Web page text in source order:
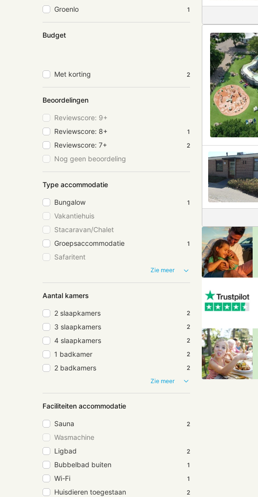
Groenlo 1
Budget
Met korting 2
Beoordelingen
Reviewscore: 9+
Reviewscore: 8+
1
Reviewscore: 7+ 2
Nog geen beoordeling
Type accommodatie
Bungalow 1
Vakantiehuis
Stacaravan/Chalet
Groepsaccommodatie
1
Safaritent
Zie meer
Aantal kamers
2 slaapkamers 2
3 slaapkamers 2
4 slaapkamers 2
1 badkamer 2
2 badkamers
2
Zie meer
Faciliteiten accommodatie
Sauna 2
Wasmachine
Ligbad
2
Bubbelbad buiten 1
Wi-Fi 1
Huisdieren toegestaan
2